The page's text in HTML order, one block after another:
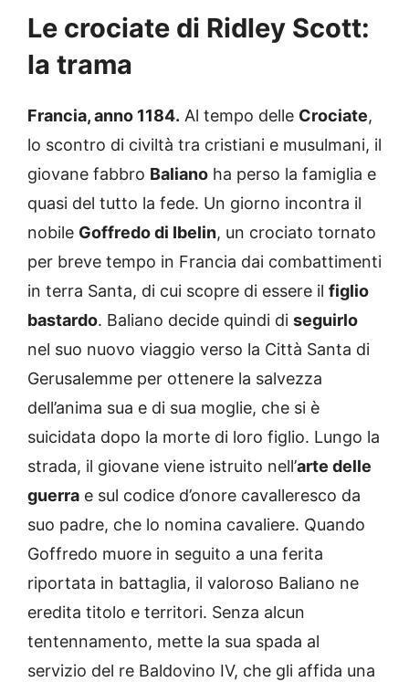
Le crociate di Ridley Scott:
la trama
Francia, anno 1184. Al tempo delle Crociate,
lo scontro di civiltà tra cristiani e musulmani, il
giovane fabbro Baliano ha perso la famiglia e
quasi del tutto la fede. Un giorno incontra il
nobile Goffredo di Ibelin, un crociato tornato
per breve tempo in Francia dai combattimenti
in terra Santa, di cui scopre di essere il figlio
bastardo. Baliano decide quindi di seguirlo
nel suo nuovo viaggio verso la Città Santa di
Gerusalemme per ottenere la salvezza
dell’anima sua e di sua moglie, che si è
suicidata dopo la morte di loro figlio. Lungo la
strada, il giovane viene istruito nell’arte delle
guerra e sul codice d’onore cavalleresco da
suo padre, che lo nomina cavaliere. Quando
Goffredo muore in seguito a una ferita
riportata in battaglia, il valoroso Baliano ne
eredita titolo e territori. Senza alcun
tentennamento, mette la sua spada al
servizio del re Baldovino IV, che gli affida una